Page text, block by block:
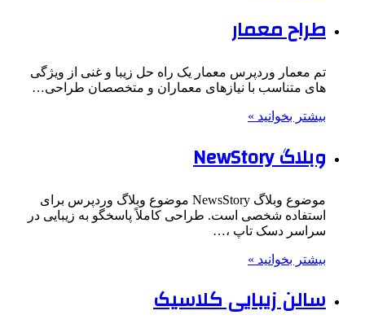
طراح معمار
تم معمار وردپرس معمار یک راه حل زیبا و غنی از ویژگی
های متناسب با نیازهای معماران و متخصصان طراحی…
بیشتر بخوانید »
وبلاگ NewStory
موضوع وبلاگ NewsStory موضوع وبلاگ وردپرس برای
استفاده شخصی است. طراحی کاملاً پاسخگو به زیبایی در
سراسر دسک تاپ ،…
بیشتر بخوانید »
سالن زیبایی کلاسیک